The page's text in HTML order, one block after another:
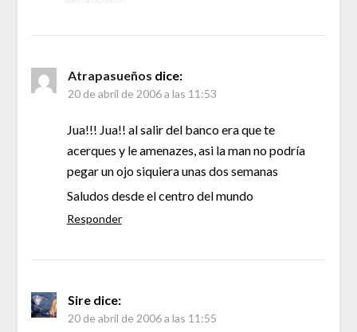
Atrapasueños dice:
20 de abril de 2006 a las 11:53
Jua!!! Jua!! al salir del banco era que te
acerques y le amenazes, asi la man no podría
pegar un ojo siquiera unas dos semanas
Saludos desde el centro del mundo
Responder
Sire dice:
20 de abril de 2006 a las 11:55